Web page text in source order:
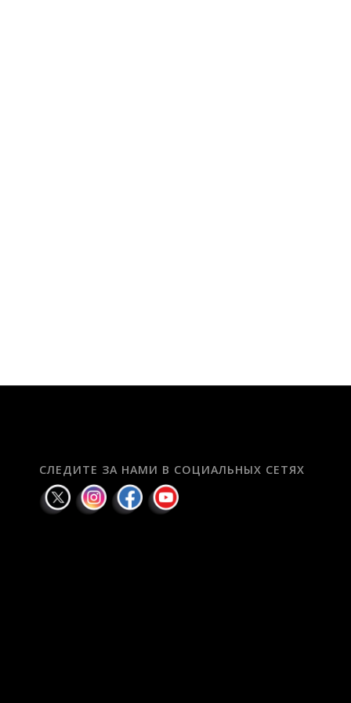
СЛЕДИТЕ ЗА НАМИ В СОЦИАЛЬНЫХ СЕТЯХ